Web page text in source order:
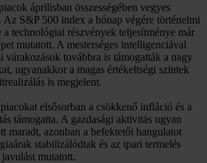
áprilisban összességében vegyes
Az S&P 500 index a hónap végére történelmi
a technológiai részvények teljesítménye már
mutatott. A mesterséges intelligenciával
várakozások továbbra is támogatták a nagy
ugyanakkor a magas értékeltségi szintek
is megjelent.
elsősorban a csökkenő infláció és a
támogatta. A gazdasági aktivitás ugyan
maradt, azonban a befektetői hangulatot
stabilizálódtak és az ipari termelés
mutatott.